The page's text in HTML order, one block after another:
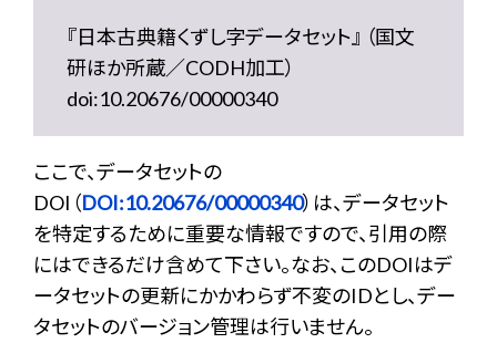
『日本古典籍くずし字データセット』 （国文
研ほか所蔵／CODH加工）
doi:10.20676/00000340
ここで、データセットの
DOI（DOI:10.20676/00000340）は、データセット
を特定するために重要な情報ですので、引用の際
にはできるだけ含めて下さい。なお、このDOIはデ
ータセットの更新にかかわらず不変のIDとし、デー
タセットのバージョン管理は行いません。